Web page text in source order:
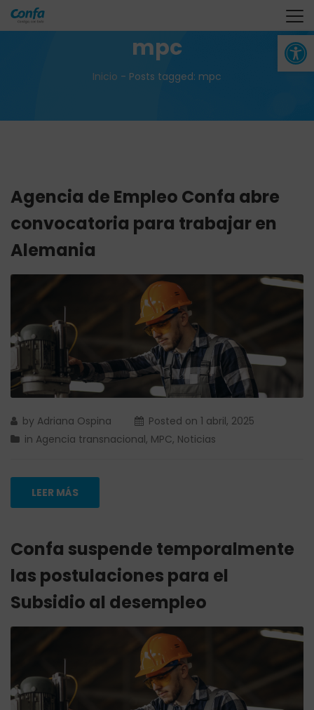
Abrir
mpc
Inicio - Posts tagged: mpc
Agencia de Empleo Confa abre
convocatoria para trabajar en
Alemania
by Adriana Ospina Posted on 1 abril, 2025
in Agencia transnacional, MPC, Noticias
LEER MÁS
Confa suspende temporalmente
las postulaciones para el
Subsidio al desempleo